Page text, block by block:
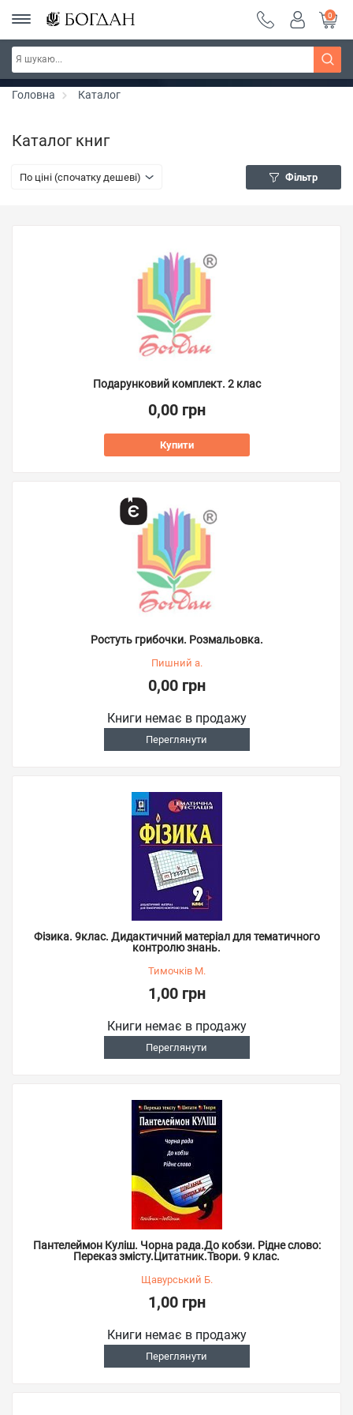
РОЗПРОДАЖ ~ 150 грн ~ 200 грн ~ 250 грн ~
300 грн ~ РОЗПРОДАЖ
Дізнатись більше
0
Головна Каталог
Каталог книг
По ціні (спочатку дешеві) Фільтр
Подарунковий комплект. 2 клас
0,00 грн
Купити
Ростуть грибочки. Розмальовка.
Пишний а.
0,00 грн
Книги немає в продажу
Переглянути
Фізика. 9клас. Дидактичний матеріал для тематичного
контролю знань.
Тимочків М.
1,00 грн
Книги немає в продажу
Переглянути
Пантелеймон Куліш. Чорна рада.До кобзи. Рідне слово:
Переказ змісту.Цитатник.Твори. 9 клас.
Щавурський Б.
1,00 грн
Книги немає в продажу
Переглянути